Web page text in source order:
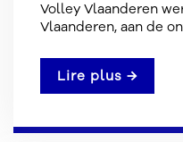
Volley Vlaanderen
Vlaanderen, aan de
Lire plus →